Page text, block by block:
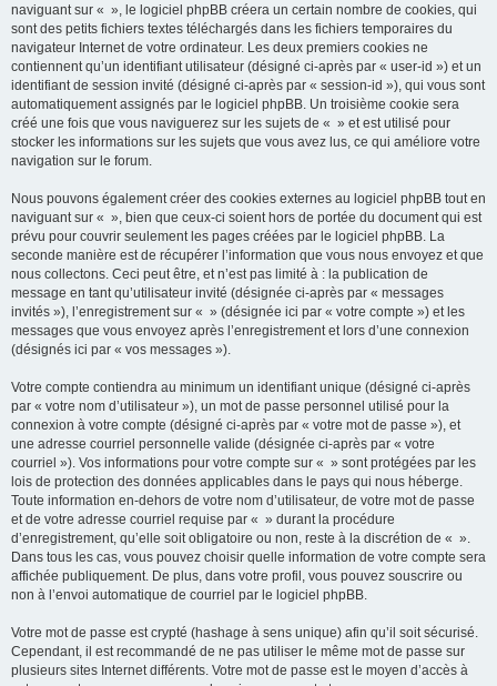
naviguant sur « », le logiciel phpBB créera un certain nombre de cookies, qui
sont des petits fichiers textes téléchargés dans les fichiers temporaires du
navigateur Internet de votre ordinateur. Les deux premiers cookies ne
contiennent qu’un identifiant utilisateur (désigné ci-après par « user-id ») et un
identifiant de session invité (désigné ci-après par « session-id »), qui vous sont
automatiquement assignés par le logiciel phpBB. Un troisième cookie sera
créé une fois que vous naviguerez sur les sujets de « » et est utilisé pour
stocker les informations sur les sujets que vous avez lus, ce qui améliore votre
navigation sur le forum.
Nous pouvons également créer des cookies externes au logiciel phpBB tout en
naviguant sur « », bien que ceux-ci soient hors de portée du document qui est
prévu pour couvrir seulement les pages créées par le logiciel phpBB. La
seconde manière est de récupérer l’information que vous nous envoyez et que
nous collectons. Ceci peut être, et n’est pas limité à : la publication de
message en tant qu’utilisateur invité (désignée ci-après par « messages
invités »), l’enregistrement sur « » (désignée ici par « votre compte ») et les
messages que vous envoyez après l’enregistrement et lors d’une connexion
(désignés ici par « vos messages »).
Votre compte contiendra au minimum un identifiant unique (désigné ci-après
par « votre nom d’utilisateur »), un mot de passe personnel utilisé pour la
connexion à votre compte (désigné ci-après par « votre mot de passe »), et
une adresse courriel personnelle valide (désignée ci-après par « votre
courriel »). Vos informations pour votre compte sur « » sont protégées par les
lois de protection des données applicables dans le pays qui nous héberge.
Toute information en-dehors de votre nom d’utilisateur, de votre mot de passe
et de votre adresse courriel requise par « » durant la procédure
d’enregistrement, qu’elle soit obligatoire ou non, reste à la discrétion de « ».
Dans tous les cas, vous pouvez choisir quelle information de votre compte sera
affichée publiquement. De plus, dans votre profil, vous pouvez souscrire ou
non à l’envoi automatique de courriel par le logiciel phpBB.
Votre mot de passe est crypté (hashage à sens unique) afin qu’il soit sécurisé.
Cependant, il est recommandé de ne pas utiliser le même mot de passe sur
plusieurs sites Internet différents. Votre mot de passe est le moyen d’accès à